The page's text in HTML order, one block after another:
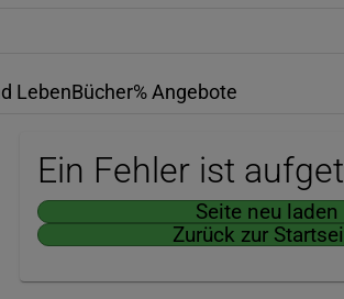
LebenBücher% Angebote
Ein Fehler ist
Seite neu laden
Zurück zur